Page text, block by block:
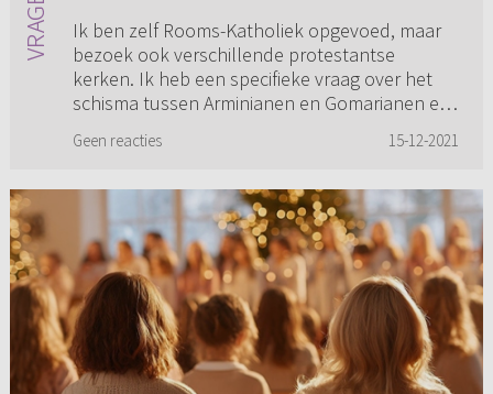
Ik ben zelf Rooms-Katholiek opgevoed, maar
bezoek ook verschillende protestantse
kerken. Ik heb een specifieke vraag over het
schisma tussen Arminianen en Gomarianen en
Geen reacties 15-12-2021